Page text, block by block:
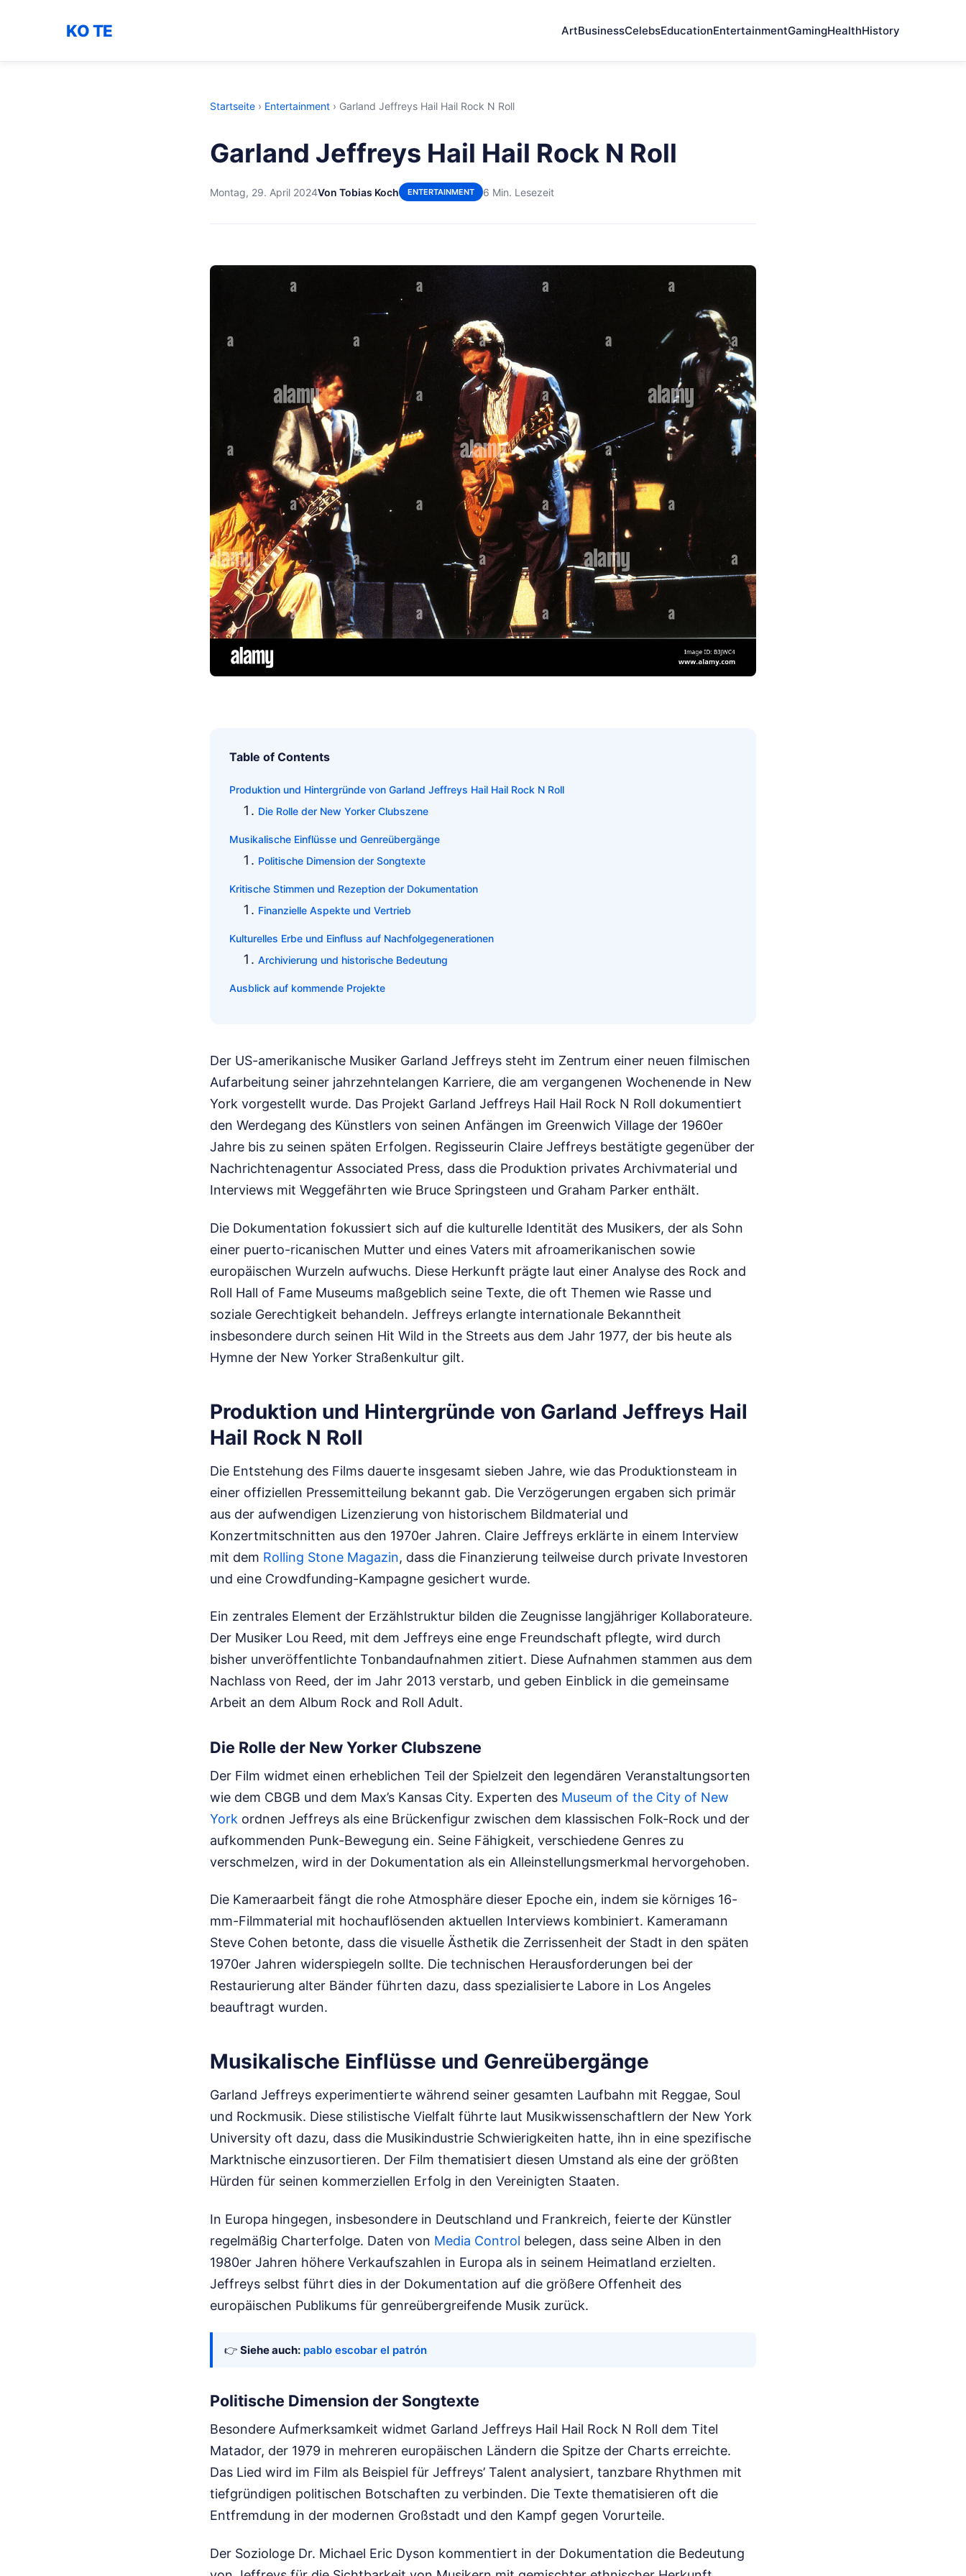
KO TE ArtBusinessCelebsEducationEntertainmentGamingHealthHistory
Startseite › Entertainment › Garland Jeffreys Hail Hail Rock N Roll
Garland Jeffreys Hail Hail Rock N Roll
Montag, 29. April 2024Von Tobias Koch ENTERTAINMENT 6 Min. Lesezeit
Table of Contents
Produktion und Hintergründe von Garland Jeffreys Hail Hail Rock N Roll
Die Rolle der New Yorker Clubszene
Musikalische Einflüsse und Genreübergänge
Politische Dimension der Songtexte
Kritische Stimmen und Rezeption der Dokumentation
Finanzielle Aspekte und Vertrieb
Kulturelles Erbe und Einfluss auf Nachfolgegenerationen
Archivierung und historische Bedeutung
Ausblick auf kommende Projekte
Der US-amerikanische Musiker Garland Jeffreys steht im Zentrum einer neuen filmischen
Aufarbeitung seiner jahrzehntelangen Karriere, die am vergangenen Wochenende in New
York vorgestellt wurde. Das Projekt Garland Jeffreys Hail Hail Rock N Roll dokumentiert
den Werdegang des Künstlers von seinen Anfängen im Greenwich Village der 1960er
Jahre bis zu seinen späten Erfolgen. Regisseurin Claire Jeffreys bestätigte gegenüber der
Nachrichtenagentur Associated Press, dass die Produktion privates Archivmaterial und
Interviews mit Weggefährten wie Bruce Springsteen und Graham Parker enthält.
Die Dokumentation fokussiert sich auf die kulturelle Identität des Musikers, der als Sohn
einer puerto-ricanischen Mutter und eines Vaters mit afroamerikanischen sowie
europäischen Wurzeln aufwuchs. Diese Herkunft prägte laut einer Analyse des Rock and
Roll Hall of Fame Museums maßgeblich seine Texte, die oft Themen wie Rasse und
soziale Gerechtigkeit behandeln. Jeffreys erlangte internationale Bekanntheit
insbesondere durch seinen Hit Wild in the Streets aus dem Jahr 1977, der bis heute als
Hymne der New Yorker Straßenkultur gilt.
Produktion und Hintergründe von Garland Jeffreys Hail
Hail Rock N Roll
Die Entstehung des Films dauerte insgesamt sieben Jahre, wie das Produktionsteam in
einer offiziellen Pressemitteilung bekannt gab. Die Verzögerungen ergaben sich primär
aus der aufwendigen Lizenzierung von historischem Bildmaterial und
Konzertmitschnitten aus den 1970er Jahren. Claire Jeffreys erklärte in einem Interview
mit dem Rolling Stone Magazin, dass die Finanzierung teilweise durch private Investoren
und eine Crowdfunding-Kampagne gesichert wurde.
Ein zentrales Element der Erzählstruktur bilden die Zeugnisse langjähriger Kollaborateure.
Der Musiker Lou Reed, mit dem Jeffreys eine enge Freundschaft pflegte, wird durch
bisher unveröffentlichte Tonbandaufnahmen zitiert. Diese Aufnahmen stammen aus dem
Nachlass von Reed, der im Jahr 2013 verstarb, und geben Einblick in die gemeinsame
Arbeit an dem Album Rock and Roll Adult.
Die Rolle der New Yorker Clubszene
Der Film widmet einen erheblichen Teil der Spielzeit den legendären Veranstaltungsorten
wie dem CBGB und dem Max’s Kansas City. Experten des Museum of the City of New
York ordnen Jeffreys als eine Brückenfigur zwischen dem klassischen Folk-Rock und der
aufkommenden Punk-Bewegung ein. Seine Fähigkeit, verschiedene Genres zu
verschmelzen, wird in der Dokumentation als ein Alleinstellungsmerkmal hervorgehoben.
Die Kameraarbeit fängt die rohe Atmosphäre dieser Epoche ein, indem sie körniges 16-
mm-Filmmaterial mit hochauflösenden aktuellen Interviews kombiniert. Kameramann
Steve Cohen betonte, dass die visuelle Ästhetik die Zerrissenheit der Stadt in den späten
1970er Jahren widerspiegeln sollte. Die technischen Herausforderungen bei der
Restaurierung alter Bänder führten dazu, dass spezialisierte Labore in Los Angeles
beauftragt wurden.
Musikalische Einflüsse und Genreübergänge
Garland Jeffreys experimentierte während seiner gesamten Laufbahn mit Reggae, Soul
und Rockmusik. Diese stilistische Vielfalt führte laut Musikwissenschaftlern der New York
University oft dazu, dass die Musikindustrie Schwierigkeiten hatte, ihn in eine spezifische
Marktnische einzusortieren. Der Film thematisiert diesen Umstand als eine der größten
Hürden für seinen kommerziellen Erfolg in den Vereinigten Staaten.
In Europa hingegen, insbesondere in Deutschland und Frankreich, feierte der Künstler
regelmäßig Charterfolge. Daten von Media Control belegen, dass seine Alben in den
1980er Jahren höhere Verkaufszahlen in Europa als in seinem Heimatland erzielten.
Jeffreys selbst führt dies in der Dokumentation auf die größere Offenheit des
europäischen Publikums für genreübergreifende Musik zurück.
👉 Siehe auch: pablo escobar el patrón
Politische Dimension der Songtexte
Besondere Aufmerksamkeit widmet Garland Jeffreys Hail Hail Rock N Roll dem Titel
Matador, der 1979 in mehreren europäischen Ländern die Spitze der Charts erreichte.
Das Lied wird im Film als Beispiel für Jeffreys’ Talent analysiert, tanzbare Rhythmen mit
tiefgründigen politischen Botschaften zu verbinden. Die Texte thematisieren oft die
Entfremdung in der modernen Großstadt und den Kampf gegen Vorurteile.
Der Soziologe Dr. Michael Eric Dyson kommentiert in der Dokumentation die Bedeutung